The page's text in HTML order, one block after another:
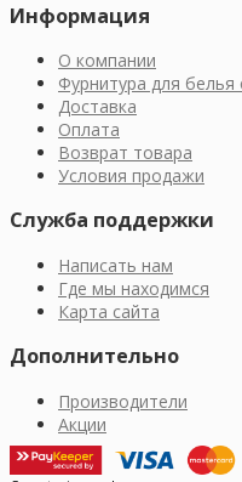
Информация
О компании
Фурнитура для белья
Доставка
Оплата
Возврат товара
Условия продажи
Служба поддержки
Написать нам
Где мы находимся
Карта сайта
Дополнительно
Производители
Акции